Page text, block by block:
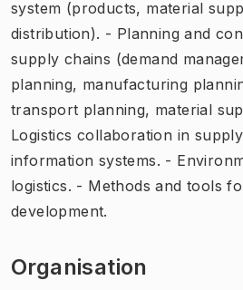
system (products, material
distribution). - Planning and
supply chains (demand
planning, manufacturing
transport planning, material
Logistics collaboration in
information systems. -
logistics. - Methods and tools
development.
Organisation